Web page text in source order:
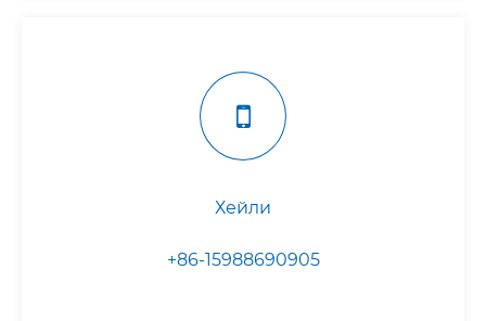
Хейли
+86-15988690905